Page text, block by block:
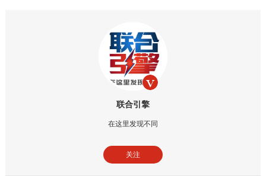
联合引擎
在这里发现不同
关注